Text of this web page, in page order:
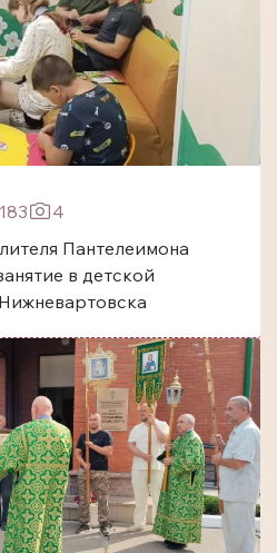
183
4
Пантелеимона
в детской